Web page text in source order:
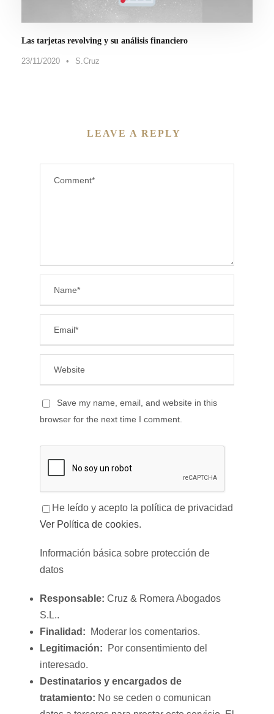
Las tarjetas revolving y su análisis financiero
23/11/2020 • S.Cruz
LEAVE A REPLY
Save my name, email, and website in this
browser for the next time I comment.
He leído y acepto la política de privacidad
Ver Política de cookies.
Información básica sobre protección de
datos
Responsable: Cruz & Romera Abogados
S.L..
Finalidad: Moderar los comentarios.
Legitimación: Por consentimiento del
interesado.
Destinatarios y encargados de
tratamiento: No se ceden o comunican